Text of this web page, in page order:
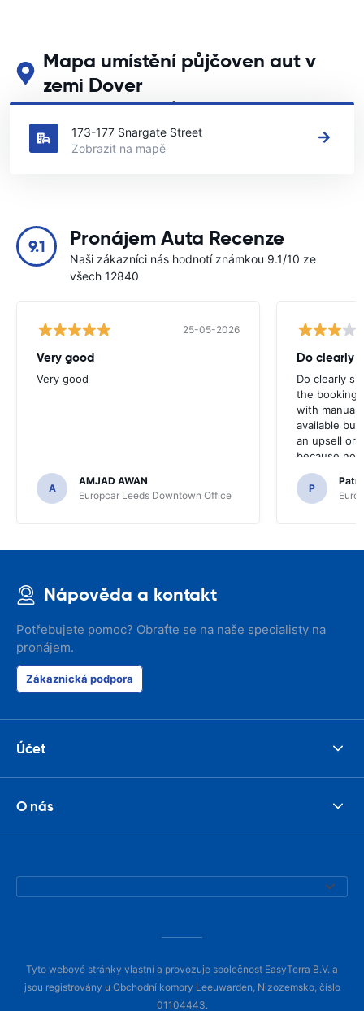
Mapa umístění půjčoven aut v
zemi Dover
Podívejte se na naše hlavní půjčovny aut v zemi Dover
173-177 Snargate Street
Zobrazit na mapě
9.1 Pronájem Auta Recenze
Naši zákazníci nás hodnotí známkou 9.1/10 ze
všech 12840
25-05-2026
Very good
Very good
A
AMJAD AWAN
Europcar Leeds Downtown Office
Do clearly
Do clearly
the booking
with manual
available
an upsell or
because no
time of
P
Nápověda a kontakt
Potřebujete pomoc? Obraťte se na naše specialisty na
pronájem.
Zákaznická podpora
Účet
O nás
Tyto webové stránky vlastní a provozuje společnost EasyTerra B.V. a
jsou registrovány u Obchodní komory Leeuwarden, Nizozemsko, číslo
01104443.